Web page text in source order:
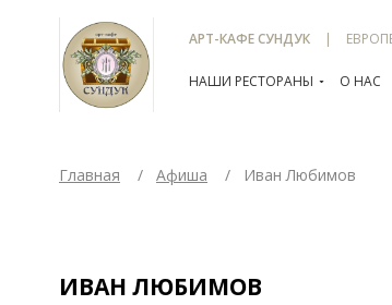
АРТ-КАФЕ СУНДУК
НАШИ РЕСТОРАНЫ О НАС
Главная Афиша Иван Любимов
ИВАН ЛЮБИМОВ